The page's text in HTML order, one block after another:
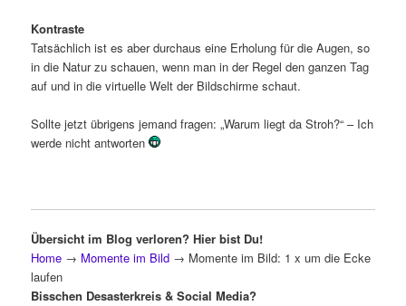
Kontraste
Tatsächlich ist es aber durchaus eine Erholung für die Augen, so
in die Natur zu schauen, wenn man in der Regel den ganzen Tag
auf und in die virtuelle Welt der Bildschirme schaut.
Sollte jetzt übrigens jemand fragen: „Warum liegt da Stroh?“ – Ich
werde nicht antworten
Übersicht im Blog verloren? Hier bist Du!
Home → Momente im Bild → Momente im Bild: 1 x um die Ecke
laufen
Bisschen Desasterkreis & Social Media?